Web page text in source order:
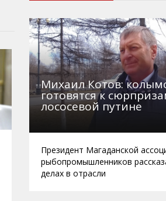
Михаил Котов:
готовятся к
лососевой путине
Президент Магаданской
рыбопромышленников
делах в отрасли